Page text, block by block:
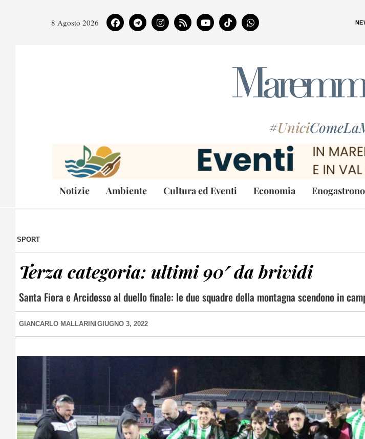
8 Agosto 2026
#Unici
Notizie Ambiente Cultura ed Eventi Economia
SPORT
Terza categoria: ultimi 90′ da brividi
Santa Fiora e Arcidosso al duello finale: le due squadre della montagna scendono in
GIANCARLO MALLARINI GIUGNO 3, 2022